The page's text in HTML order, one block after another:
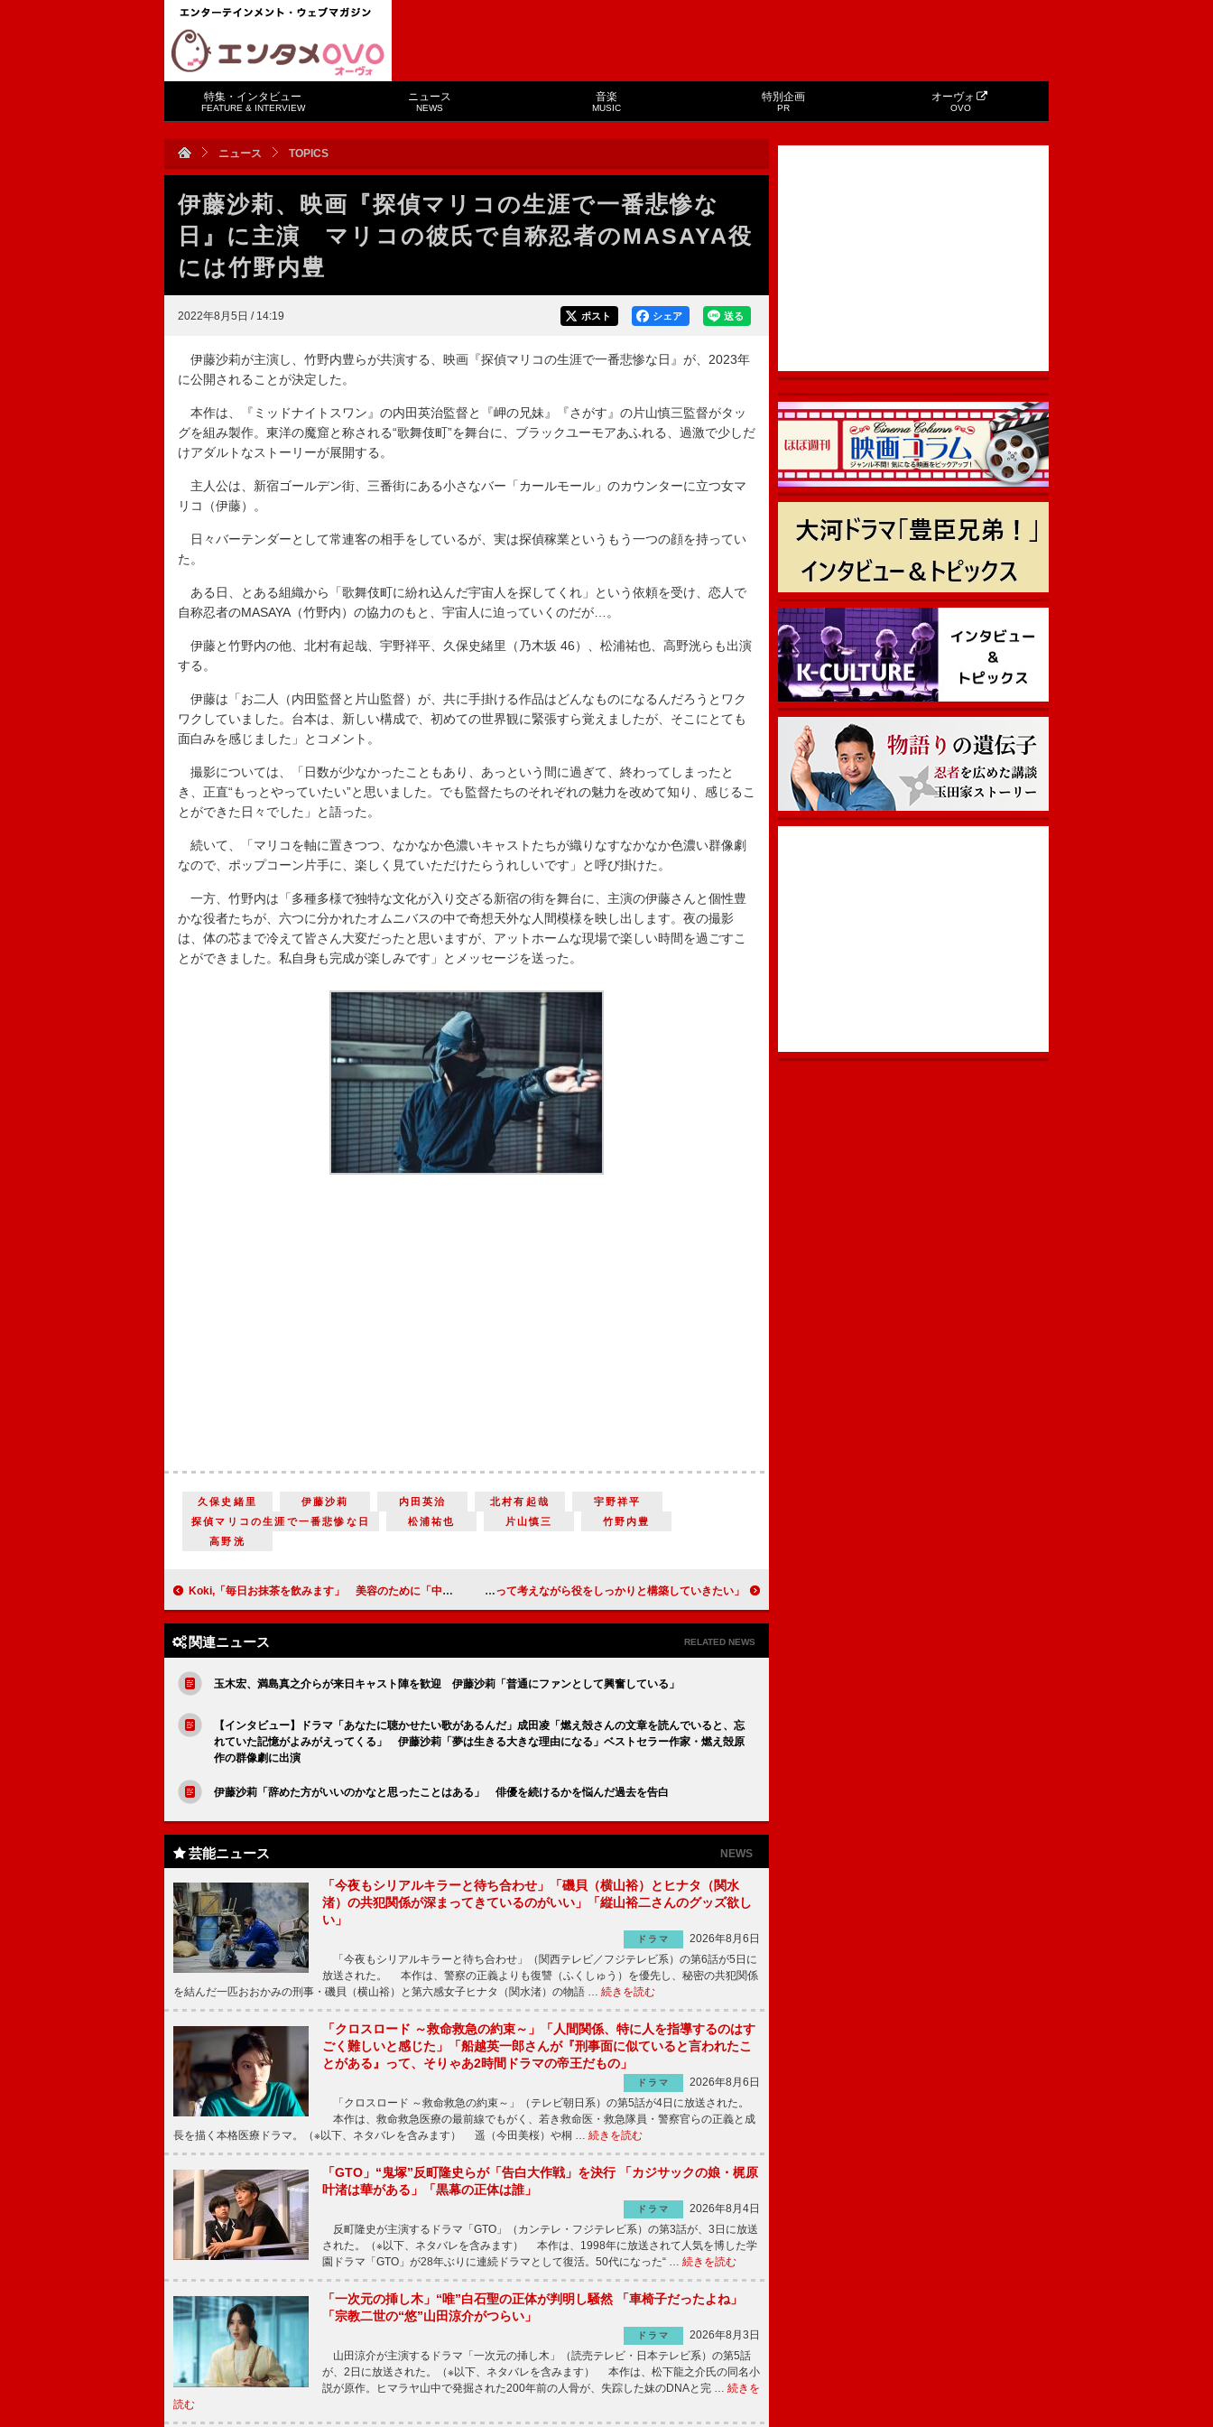
特集・インタビュー
FEATURE & INTERVIEW
ニュース
NEWS
音楽
MUSIC
特別企画
PR
オーヴォ
OVO
ニュース TOPICS
伊藤沙莉、映画『探偵マリコの生涯で一番悲惨な
日』に主演 マリコの彼氏で自称忍者のMASAYA役
には竹野内豊
2022年8月5日 / 14:19 送る
シェア
ポスト
伊藤沙莉が主演し、竹野内豊らが共演する、映画『探偵マリコの生涯で一番悲惨な日』が、2023年
に公開されることが決定した。
本作は、『ミッドナイトスワン』の内田英治監督と『岬の兄妹』『さがす』の片山慎三監督がタッ
グを組み製作。東洋の魔窟と称される“歌舞伎町”を舞台に、ブラックユーモアあふれる、過激で少しだ
けアダルトなストーリーが展開する。
主人公は、新宿ゴールデン街、三番街にある小さなバー「カールモール」のカウンターに立つ女マ
リコ（伊藤）。
日々バーテンダーとして常連客の相手をしているが、実は探偵稼業というもう一つの顔を持ってい
た。
ある日、とある組織から「歌舞伎町に紛れ込んだ宇宙人を探してくれ」という依頼を受け、恋人で
自称忍者のMASAYA（竹野内）の協力のもと、宇宙人に迫っていくのだが…。
伊藤と竹野内の他、北村有起哉、宇野祥平、久保史緒里（乃木坂 46）、松浦祐也、高野洸らも出演
する。
伊藤は「お二人（内田監督と片山監督）が、共に手掛ける作品はどんなものになるんだろうとワク
ワクしていました。台本は、新しい構成で、初めての世界観に緊張すら覚えましたが、そこにとても
面白みを感じました」とコメント。
撮影については、「日数が少なかったこともあり、あっという間に過ぎて、終わってしまったと
き、正直“もっとやっていたい”と思いました。でも監督たちのそれぞれの魅力を改めて知り、感じるこ
とができた日々でした」と語った。
続いて、「マリコを軸に置きつつ、なかなか色濃いキャストたちが織りなすなかなか色濃い群像劇
なので、ポップコーン片手に、楽しく見ていただけたらうれしいです」と呼び掛けた。
一方、竹野内は「多種多様で独特な文化が入り交ざる新宿の街を舞台に、主演の伊藤さんと個性豊
かな役者たちが、六つに分かれたオムニバスの中で奇想天外な人間模様を映し出します。夜の撮影
は、体の芯まで冷えて皆さん大変だったと思いますが、アットホームな現場で楽しい時間を過ごすこ
とができました。私自身も完成が楽しみです」とメッセージを送った。
久保史緒里 伊藤沙莉 内田英治 北村有起哉
宇野祥平
探偵マリコの生涯で一番悲惨な日
松浦祐也 片山慎三
竹野内豊
高野洸
Koki,「毎日お抹茶を飲みます」 美容のために「中身からのケアも大切に」 坂本昌行、連続殺人鬼役に「大きなチャンス」 「練りに練って考えながら役をしっかりと構築していきたい」
関連ニュース RELATED NEWS
玉木宏、満島真之介らが来日キャスト陣を歓迎 伊藤沙莉「普通にファンとして興奮している」
【インタビュー】ドラマ「あなたに聴かせたい歌があるんだ」成田凌「燃え殻さんの文章を読んでいると、忘
れていた記憶がよみがえってくる」 伊藤沙莉「夢は生きる大きな理由になる」ベストセラー作家・燃え殻原
作の群像劇に出演
伊藤沙莉「辞めた方がいいのかなと思ったことはある」 俳優を続けるかを悩んだ過去を告白
芸能ニュース NEWS
「今夜もシリアルキラーと待ち合わせ」「磯貝（横山裕）とヒナタ（関水
渚）の共犯関係が深まってきているのがいい」「縦山裕二さんのグッズ欲し
い」
ドラマ
2026年8月6日
「今夜もシリアルキラーと待ち合わせ」（関西テレビ／フジテレビ系）の第6話が5日に
放送された。 本作は、警察の正義よりも復讐（ふくしゅう）を優先し、秘密の共犯関係
を結んだ一匹おおかみの刑事・磯貝（横山裕）と第六感女子ヒナタ（関水渚）の物語 … 続きを読む
「クロスロード ～救命救急の約束～」「人間関係、特に人を指導するのはす
ごく難しいと感じた」「船越英一郎さんが『刑事面に似ていると言われたこ
とがある』って、そりゃあ2時間ドラマの帝王だもの」
ドラマ
2026年8月6日
「クロスロード ～救命救急の約束～」（テレビ朝日系）の第5話が4日に放送された。
本作は、救命救急医療の最前線でもがく、若き救命医・救急隊員・警察官らの正義と成
長を描く本格医療ドラマ。（※以下、ネタバレを含みます） 遥（今田美桜）や桐 … 続きを読む
「GTO」“鬼塚”反町隆史らが「告白大作戦」を決行 「カジサックの娘・梶原
叶渚は華がある」「黒幕の正体は誰」
ドラマ
2026年8月4日
反町隆史が主演するドラマ「GTO」（カンテレ・フジテレビ系）の第3話が、3日に放送
された。（※以下、ネタバレを含みます） 本作は、1998年に放送されて人気を博した学
園ドラマ「GTO」が28年ぶりに連続ドラマとして復活。50代になった“ … 続きを読む
「一次元の挿し木」“唯”白石聖の正体が判明し騒然 「車椅子だったよね」
「宗教二世の“悠”山田涼介がつらい」
ドラマ
2026年8月3日
山田涼介が主演するドラマ「一次元の挿し木」（読売テレビ・日本テレビ系）の第5話
が、2日に放送された。（※以下、ネタバレを含みます） 本作は、松下龍之介氏の同名小
説が原作。ヒマラヤ山中で発掘された200年前の人骨が、失踪した妹のDNAと完 … 続きを
読む